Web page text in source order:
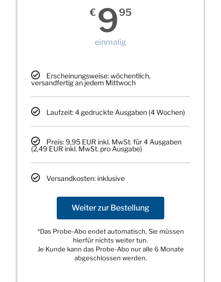
€ 995
einmalig
Erscheinungsweise: wöchentlich,
versandfertig an jedem Mittwoch
Laufzeit: 4 gedruckte Ausgaben (4 Wochen)
Preis: 9,95 EUR inkl. MwSt. für 4 Ausgaben
(2,49 EUR inkl. MwSt. pro Ausgabe)
Versandkosten: inklusive
Weiter zur Bestellung
*Das Probe-Abo endet automatisch, Sie müssen
hierfür nichts weiter tun.
Je Kunde kann das Probe-Abo nur alle 6 Monate
abgeschlossen werden.